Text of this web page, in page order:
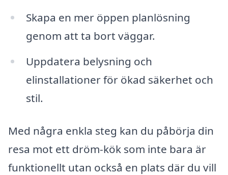
Skapa en mer öppen planlösning
genom att ta bort väggar.
Uppdatera belysning och
elinstallationer för ökad säkerhet och
stil.
Med några enkla steg kan du påbörja din
resa mot ett dröm-kök som inte bara är
funktionellt utan också en plats där du vill